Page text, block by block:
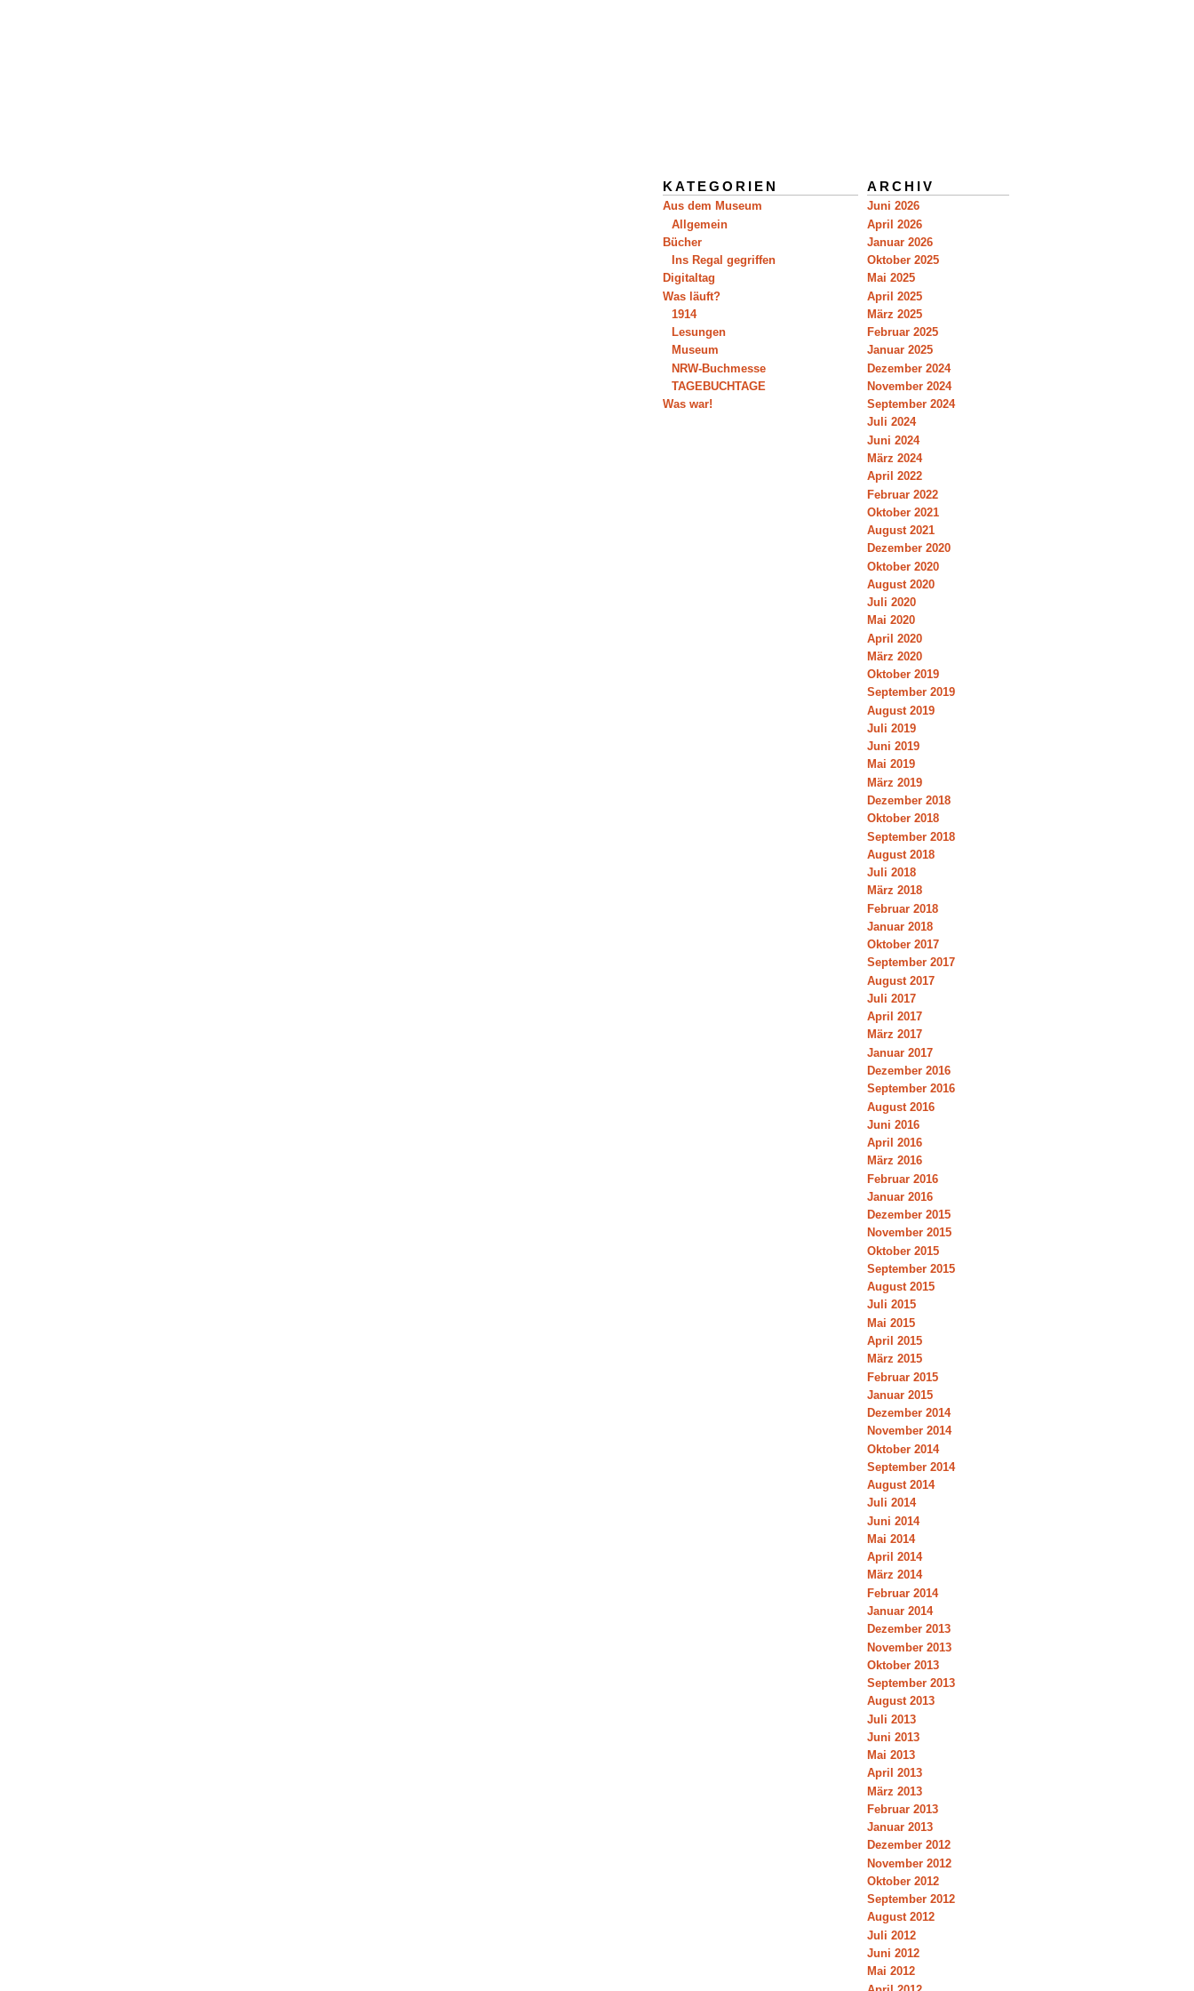
ARCHIV
Juni 2026
April 2026
Januar 2026
Oktober 2025
Mai 2025
April 2025
März 2025
Februar 2025
Januar 2025
Dezember 2024
November 2024
September 2024
Juli 2024
Juni 2024
März 2024
April 2022
Februar 2022
Oktober 2021
August 2021
Dezember 2020
Oktober 2020
August 2020
Juli 2020
Mai 2020
April 2020
März 2020
Oktober 2019
September 2019
August 2019
Juli 2019
Juni 2019
Mai 2019
März 2019
Dezember 2018
Oktober 2018
September 2018
August 2018
Juli 2018
März 2018
Februar 2018
Januar 2018
Oktober 2017
September 2017
August 2017
Juli 2017
April 2017
März 2017
Januar 2017
Dezember 2016
September 2016
August 2016
Juni 2016
April 2016
März 2016
Februar 2016
Januar 2016
Dezember 2015
November 2015
Oktober 2015
September 2015
August 2015
Juli 2015
Mai 2015
April 2015
März 2015
Februar 2015
Januar 2015
Dezember 2014
November 2014
Oktober 2014
September 2014
August 2014
Juli 2014
Juni 2014
Mai 2014
April 2014
März 2014
Februar 2014
Januar 2014
Dezember 2013
November 2013
Oktober 2013
September 2013
August 2013
Juli 2013
Juni 2013
Mai 2013
April 2013
März 2013
Februar 2013
Januar 2013
Dezember 2012
November 2012
Oktober 2012
September 2012
August 2012
Juli 2012
Juni 2012
Mai 2012
KATEGORIEN
Aus dem Museum
Allgemein
Bücher
Ins Regal gegriffen
Digitaltag
Was läuft?
1914
Lesungen
Museum
NRW-Buchmesse
TAGEBUCHTAGE
Was war!